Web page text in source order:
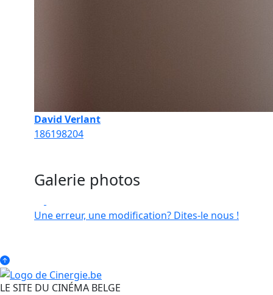
David Verlant
186198204
Galerie photos
Une erreur, une modification? Dites-le nous !
LE SITE DU CINÉMA BELGE